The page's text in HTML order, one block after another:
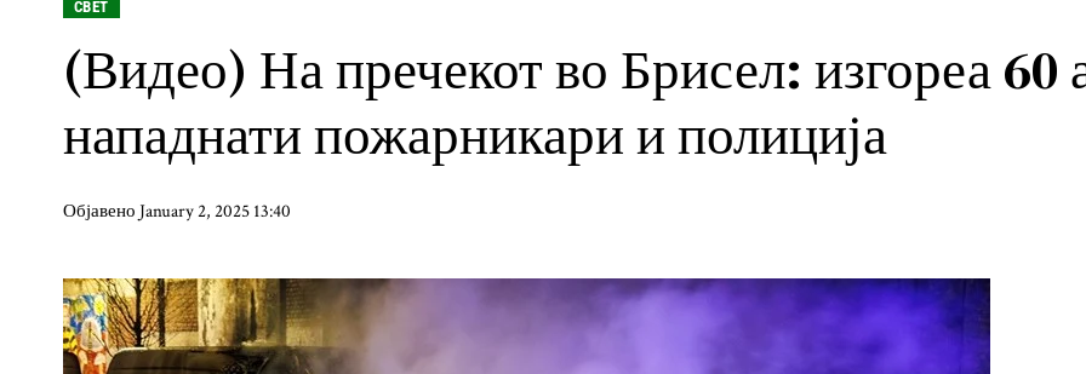
СВЕТ
(Видео) На пречекот во Брисел: изгореа 60
нападнати пожарникари и полиција
Објавено January 2, 2025 13:40